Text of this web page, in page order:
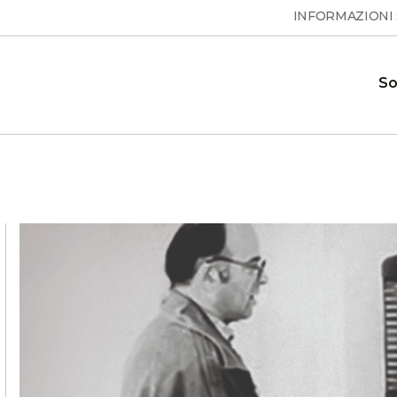
calda sanitaria
Showroom
Il nostro showroom dove è
possibile vedere le nostre pompe di
INFORMAZIONI